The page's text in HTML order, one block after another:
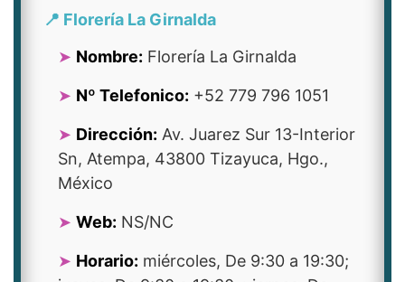
📍 Florería La Girnalda
Nombre: Florería La Girnalda
Nº Telefonico: +52 779 796 1051
Dirección: Av. Juarez Sur 13-Interior
Sn, Atempa, 43800 Tizayuca, Hgo.,
México
Web: NS/NC
Horario: miércoles, De 9:30 a 19:30;